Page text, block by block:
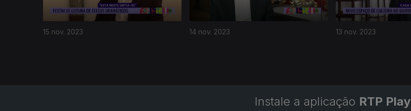
15 nov. 2023 14 nov. 2023 13 nov. 2023
Instale a aplicação RTP Play